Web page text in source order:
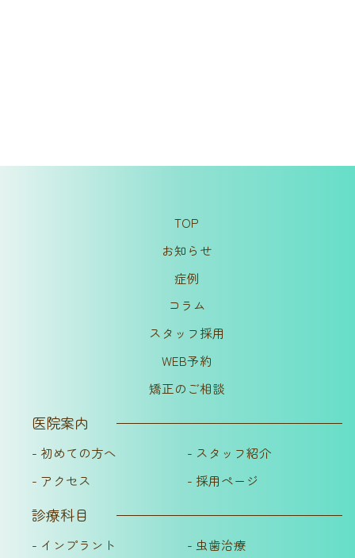
TOP
お知らせ
症例
コラム
スタッフ採用
WEB予約
矯正のご相談
医院案内
- 初めての方へ
- スタッフ紹介
- アクセス
- 採用ページ
診療科目
- インプラント - 虫歯治療